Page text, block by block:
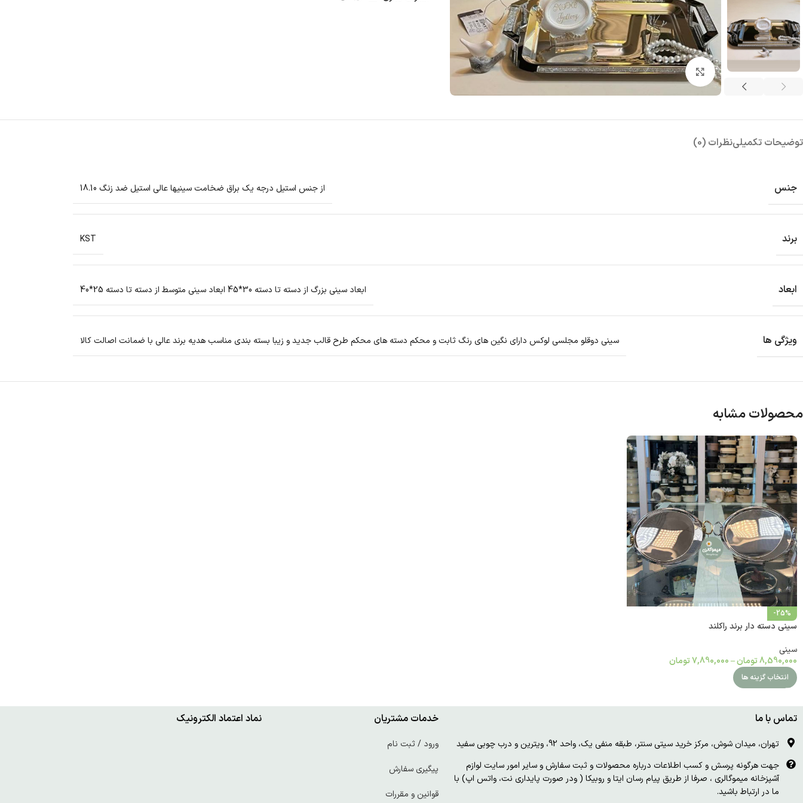
بزرگنمایی تصویر
توضیحات تکمیلینظرات (0)
جنس از جنس استیل درجه یک براق ضخامت سینیها عالی استیل ضد زنگ 18.10
برند KST
ابعاد ابعاد سینی بزرگ از دسته تا دسته 30*45 ابعاد سینی متوسط از دسته تا دسته 25*40
ویژگی ها سینی دوقلو مجلسی لوکس دارای نگین های رنگ ثابت و محکم دسته های محکم طرح قالب جدید و زیبا بسته بندی مناسب هدیه برند عالی با ضمانت اصالت کالا
محصولات مشابه
-25%
سینی دسته دار برند راکلند
سینی
8,590,000تومان–
7,890,000تومان
انتخاب گزینه ها
تماس با ما
تهران، میدان شوش، مرکز خرید سیتی سنتر، طبقه منفی یک، واحد 92، ویترین و درب چوبی سفید
جهت هرگونه پرسش و کسب اطلاعات درباره محصولات و ثبت سفارش و سایر امور سایت لوازم
آشپزخانه میموگالری ، صرفا از طریق پیام رسان ایتا و روبیکا ( ودر صورت پایداری نت، واتس اپ) با
ما در ارتباط باشید.
خدمات مشتریان
ورود / ثبت نام
پیگیری سفارش
قوانین و مقررات
نماد اعتماد الکترونیک